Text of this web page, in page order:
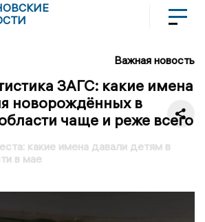
Важная новость
ЗАГС: какие имена
новорождённых в
чаще и реже всего
какие имена давали детям в
в мае